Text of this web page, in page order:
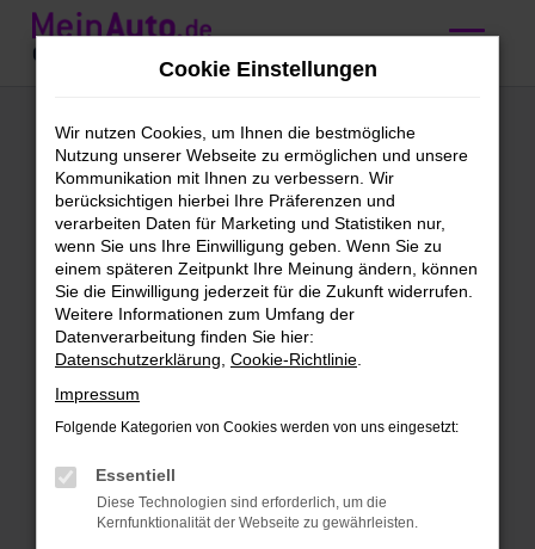
Zum
Hauptinhalt
BMW Vorführwagen
kaufen mit
Lieferservice nach
Freiburg
BMW Vorführwagen – perfekt
unterwegs in Freiburg
Neues Fahrzeug gesucht? Dann versuch
Freiburg gibt es kaum eine bessere Wahl,
denn schließlich steigst du hier in einen
Fast-Neuwagen. BMW Vorführwagen
Cookie Einstellungen
Wir nutzen Cookies, um Ihnen die bestmögliche
Nutzung unserer Webseite zu ermöglichen und unsere
Kommunikation mit Ihnen zu verbessern. Wir
berücksichtigen hierbei Ihre Präferenzen und
verarbeiten Daten für Marketing und Statistiken nur,
wenn Sie uns Ihre Einwilligung geben. Wenn Sie zu
einem späteren Zeitpunkt Ihre Meinung ändern, können
Sie die Einwilligung jederzeit für die Zukunft widerrufen.
Weitere Informationen zum Umfang der
Datenverarbeitung finden Sie hier:
Datenschutzerklärung Cookie-Richtlinie
Impressum
Folgende Kategorien von Cookies werden von uns eingesetzt:
Essentiell
Diese Technologien sind erforderlich, um die
Kernfunktionalität der Webseite zu gewährleisten.